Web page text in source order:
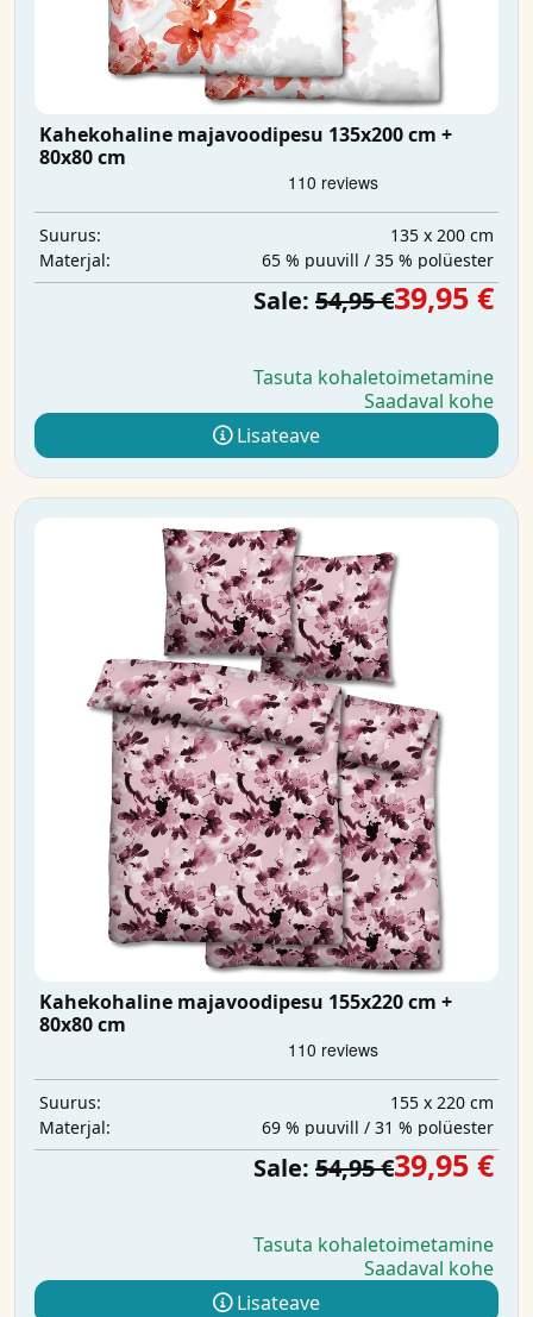
Kahekohaline majavoodipesu 135x200 cm +
80x80 cm
Suurus:
135 x 200 cm
Materjal:
65 % puuvill / 35 % polüester
Sale: 54,95 €39,95 €
Tasuta kohaletoimetamine
Saadaval kohe
Lisateave
Kahekohaline majavoodipesu 155x220 cm +
80x80 cm
Suurus:
155 x 220 cm
Materjal:
69 % puuvill / 31 % polüester
Sale: 54,95 €39,95 €
Tasuta kohaletoimetamine
Saadaval kohe
Lisateave